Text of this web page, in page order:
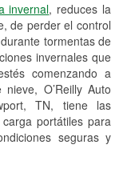
invernal, reduces la
de perder el control
tormentas de
invernales que
comenzando a
O’Reilly Auto
TN, tiene las
portátiles para
seguras y